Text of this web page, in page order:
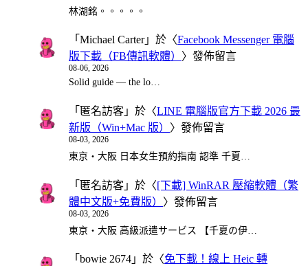
林湖銘。。。。。
「 Michael Carter」於〈Facebook Messenger 電腦
版下載（FB傳訊軟體） 〉發佈留言
08-06, 2026
Solid guide — the lo…
「 匿名訪客 」於〈LINE 電腦版官方下載 2026 最
新版（Win+Mac 版） 〉發佈留言
08-03, 2026
東京・大阪 日本女生預約指南 認準 千夏…
「 匿名訪客 」於〈[下載] WinRAR 壓縮軟體（繁
體中文版+免費版） 〉發佈留言
08-03, 2026
東京・大阪 高級派遣サービス 【千夏の伊…
「 bowie 2674 」於〈免下載！線上 Heic 轉